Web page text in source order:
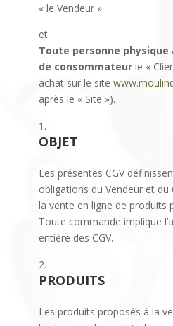
« le Vendeur »
et
Toute personne
de consommateurle «
achat sur le site
après le « Site »).
OBJET
Les présentes CGV
obligations du Vendeur et du
la vente en ligne de produits
Toute commande implique
entière des CGV.
PRODUITS
Les produits proposés à la